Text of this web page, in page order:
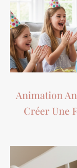
Animation
Créer Une